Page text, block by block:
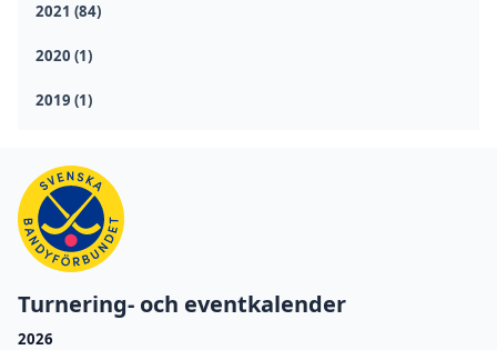
2021 (84)
2020 (1)
2019 (1)
Turnering- och eventkalender
2026